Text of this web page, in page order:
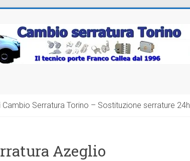
Cambio Serratura Torino – Sostituzione serrature 24h
Azeglio